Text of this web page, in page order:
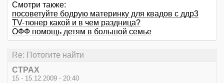
Смотри также:
посоветуйте бодрую материнку для квадов с ддр3
TV-тюнер какой и в чем раздница?
ОФФ помощь детям в большой семье
Re: Потогите найти
CTPAX
15 - 15.12.2009 - 20:40